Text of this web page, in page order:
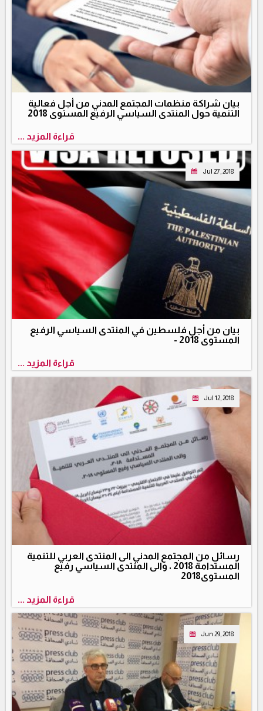
بيان شراكة منظمات المجتمع المدني من أجل فعالية
التنمية حول المنتدى السياسي الرفيع المستوى 2018
قراءة المزيد ...
Jul 27, 2018
بيان من أجل فلسطين في المنتدى السياسي الرفيع
المستوى 2018 -
قراءة المزيد ...
Jul 12, 2018
رسائل من المجتمع المدني الى المنتدى العربي للتنمية
المستدامة 2018 ، والى المنتدى السياسي رفيع
المستوى2018
قراءة المزيد ...
Jun 29, 2018